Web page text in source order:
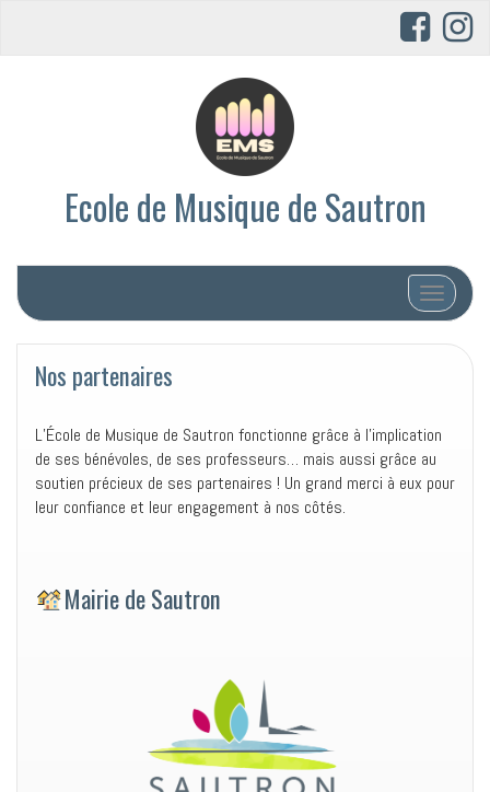
Ecole de Musique de Sautron
Afficher/
Nos partenaires
L’École de Musique de Sautron fonctionne grâce à l’implication
de ses bénévoles, de ses professeurs… mais aussi grâce au
soutien précieux de ses partenaires ! Un grand merci à eux pour
leur confiance et leur engagement à nos côtés.
Mairie de Sautron